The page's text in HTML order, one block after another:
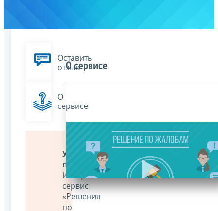
Оставить
отзыв
О
сервисе
Уважаемые
пользователи!
Интернет-
сервис
«Решения
по
О сервисе